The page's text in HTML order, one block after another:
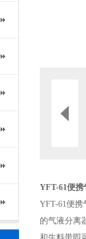
YFT-61便
YFT-61便
的气液分离